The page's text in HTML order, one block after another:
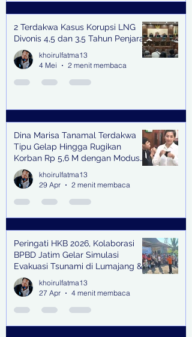
2 Terdakwa Kasus Korupsi LNG
Divonis 4,5 dan 3,5 Tahun Penjara
khoirulfatma13
4 Mei
2 menit membaca
Dina Marisa Tanamal Terdakwa
Tipu Gelap Hingga Rugikan
Korban Rp 5,6 M dengan Modus
Kerja Sama Impor Bodong
khoirulfatma13
29 Apr
2 menit membaca
Peringati HKB 2026, Kolaborasi
BPBD Jatim Gelar Simulasi
Evakuasi Tsunami di Lumajang &
Trenggalek
khoirulfatma13
27 Apr
4 menit membaca